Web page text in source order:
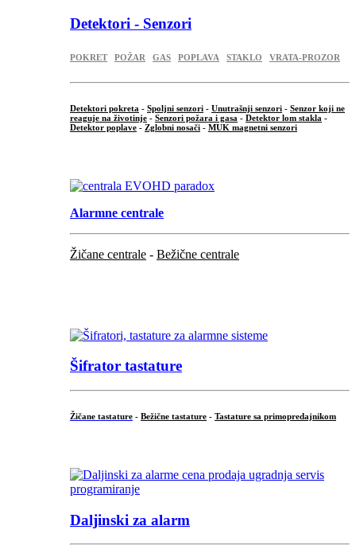
Detektori - Senzori
POKRET POŽAR GAS POPLAVA STAKLO VRATA-PROZOR
Detektori pokreta - Spoljni senzori - Unutrašnji senzori - Senzor koji ne
reaguje na životinje - Senzori požara i gasa - Detektor lom stakla -
Detektor poplave - Zglobni nosači - MUK magnetni senzori
Alarmne centrale
Žičane centrale - Bežične centrale
Šifrator tastature
Žičane tastature - Bežične tastature - Tastature sa primopredajnikom
Daljinski za alarm